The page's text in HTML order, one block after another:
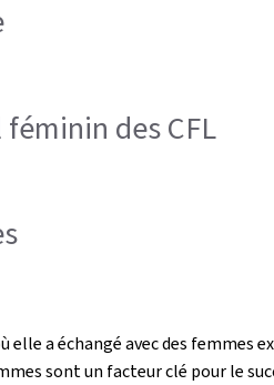
des CFL
a échangé avec des
sont un facteur clé pour le